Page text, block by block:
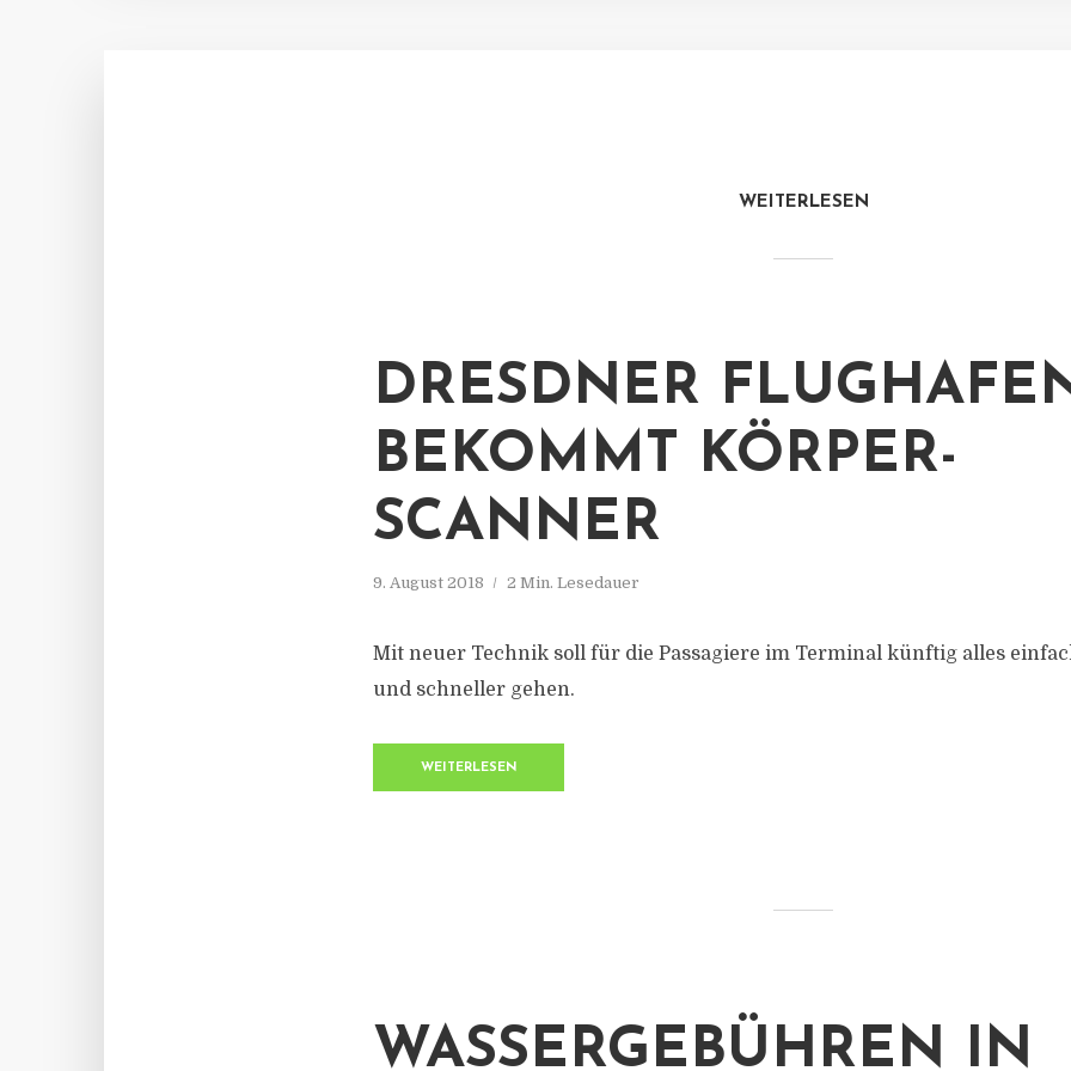
WEITERLESEN
DRESDNER
BEKOMMT KÖRPER-
SCANNER
9. August 2018 2 Min. Lesedauer
Mit neuer Technik soll für die Passagiere im Terminal künftig alles
und schneller gehen.
WEITERLESEN
WASSERGEBÜHREN IN